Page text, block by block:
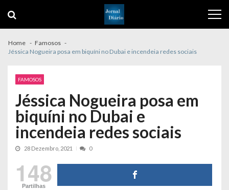
navigation
content
Home
Famosos
Jéssica Nogueira posa em biquíni no Dubai e incendeia redes sociais
FAMOSOS
Jéssica Nogueira posa em
biquíni no Dubai e
incendeia redes sociais
28 Dezembro, 2021 0
148
Partilhas